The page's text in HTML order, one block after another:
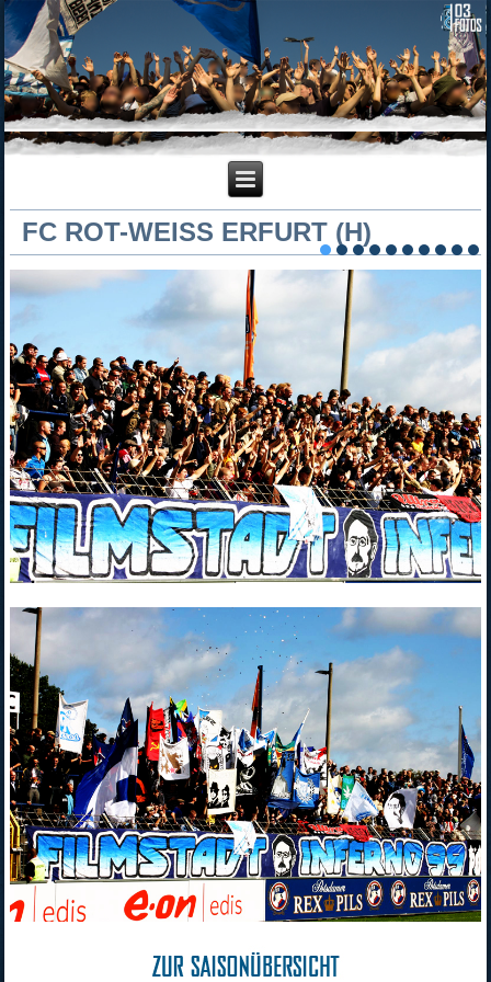
FC ROT-WEISS ERFURT (H)